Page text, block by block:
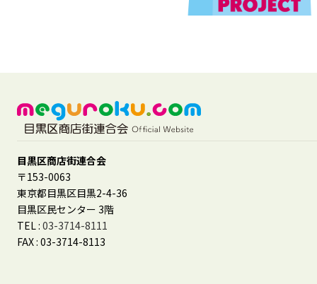
目黒区商店街連合会
〒153-0063
東京都目黒区目黒2-4-36
目黒区民センター 3階
TEL : 03-3714-8111
FAX : 03-3714-8113